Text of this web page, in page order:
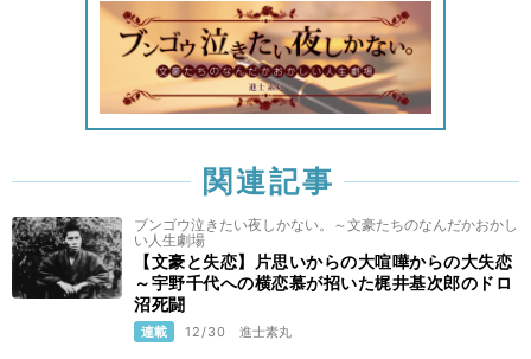
関連記事
ブンゴウ泣きたい夜しかない。～文豪たちのなんだかおかし
い人生劇場
【文豪と失恋】片思いからの大喧嘩からの大失恋
～宇野千代への横恋慕が招いた梶井基次郎のドロ
沼死闘
連載 12/30 進士素丸